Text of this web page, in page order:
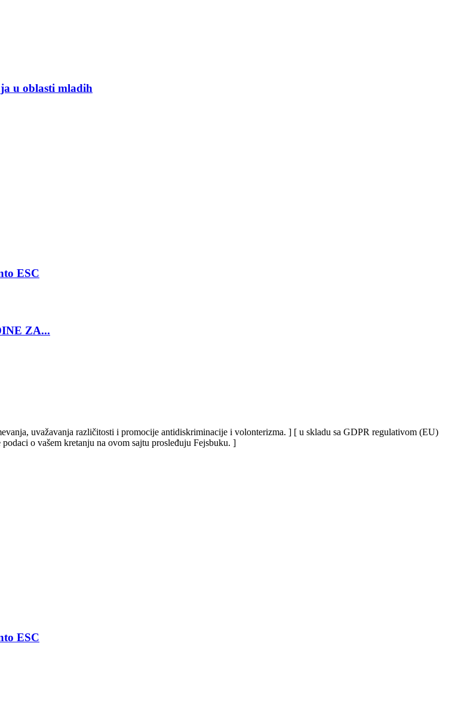
u oblasti mladih
ESC
ZA...
uvažavanja različitosti i promocije antidiskriminacije i volonterizma. ] [ u skladu sa GDPR regulativom (EU)
o vašem kretanju na ovom sajtu prosleđuju Fejsbuku. ]
ESC